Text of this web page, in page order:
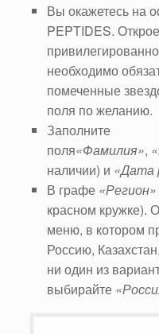
Вы окажетесь на
PEPTIDES.
необходимо
помеченные
поля по желанию.
Заполните
поля«Фамилия»,
наличии) и «Дата
В графе «Регион»
красном кружке).
меню, в котором
Россию,
ни один из
выбирайте